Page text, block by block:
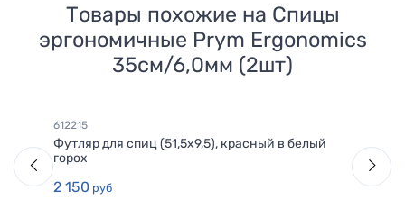
Товары похожие на Спицы
эргономичные Prym Ergonomics
35см/6,0мм (2шт)
612215
Футляр для спиц (51,5х9,5), красный в белый
горох
2 150 руб